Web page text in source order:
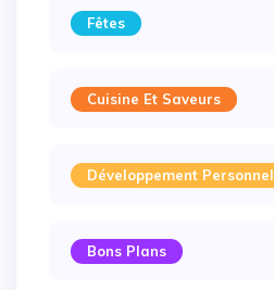
Fêtes
Cuisine Et Saveurs
Développement Personnel
Bons Plans